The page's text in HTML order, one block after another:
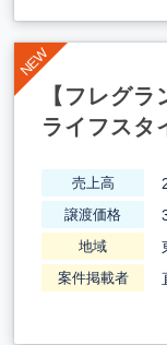
【フレグ
ライフスタ
売上高
譲渡価格
地域
案件掲載者